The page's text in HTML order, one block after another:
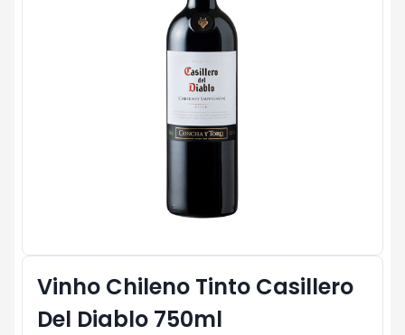
Vinho Chileno Tinto Casillero
Del Diablo 750ml